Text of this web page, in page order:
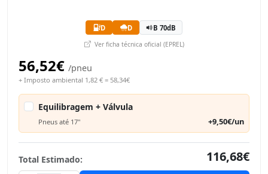
D D B 70dB
Ver ficha técnica oficial (EPREL)
56,52€ /pneu
+ Imposto ambiental 1,82 € = 58,34€
Equilibragem + Válvula
Pneus até 17" +9,50€/un
Total Estimado:
116,68€